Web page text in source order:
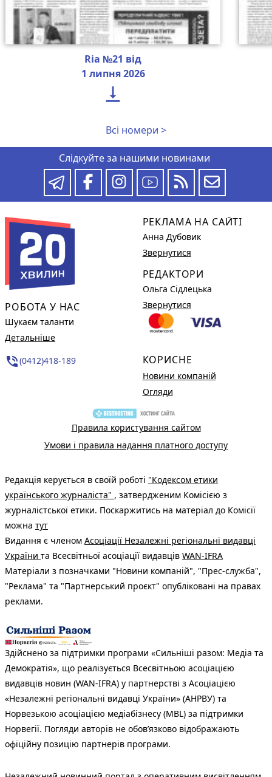
Ria №21 від
1 липня 2026

Всі номери >
Слідкуйте за нашими новинами
РОБОТА У НАС
Шукаєм таланти
Детальніше
phone_in_talk(0412)418-189
РЕКЛАМА НА САЙТІ
Анна Дубовик
Звернутися
РЕДАКТОРИ
Ольга Сідлецька
Звернутися
КОРИСНЕ
Новини компаній
Огляди
Правила користування сайтом
Умови і правила надання платного доступу
Редакція керується в своїй роботі "Кодексом етики
українського журналіста" , затвердженим Комісією з
журналістської етики. Поскаржитись на матеріал до Комісії
можна тут
Видання є членом Асоціації Незалежні регіональні видавці
України та Всесвітньої асоціації видавців WAN-IFRA
Матеріали з позначками "Новини компаній", "Прес-служба",
"Реклама" та "Партнерський проєкт" опубліковані на правах
реклами.
Здійснено за підтримки програми «Сильніші разом: Медіа та
Демократія», що реалізується Всесвітньою асоціацією
видавців новин (WAN-IFRA) у партнерстві з Асоціацією
«Незалежні регіональні видавці України» (АНРВУ) та
Норвезькою асоціацією медіабізнесу (MBL) за підтримки
Норвегії. Погляди авторів не обов’язково відображають
офіційну позицію партнерів програми.